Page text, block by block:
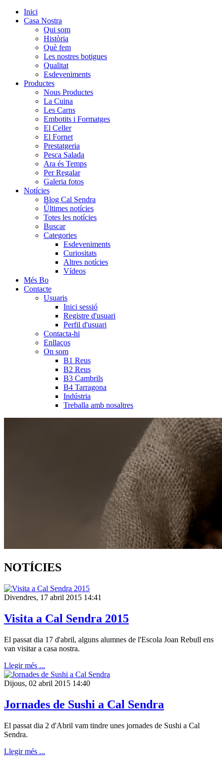
Inici
Casa Nostra
Qui som
Història
Què fem
Les nostres botigues
Qualitat
Esdeveniments
Productes
Nous Productes
La Cuina
Les Carns
Embotits i Formatges
El Celler
El Fornet
Prestatgeria
Pesca Salada
Ara és Temps
Per Regalar
Galeria fotos
Notícies
Blog Cal Sendra
Últimes notícies
Totes les notícies
Buscar
Categories
Esdeveniments
Curiositats
Altres notícies
Vídeos
Més Bo
Contacte
Usuaris
Inici sessió
Registre d'usuari
Perfil d'usuari
Contacta-hi
Enllaços
On som
B1 Reus
B2 Reus
B3 Cambrils
B4 Tarragona
Indústria
Treballa amb nosaltres
NOTÍCIES
Divendres, 17 abril 2015 14:41
Visita a Cal Sendra 2015
El passat dia 17 d'abril, alguns alumnes de l'Escola Joan Rebull ens
van visitar a casa nostra.
Llegir més ...
Dijous, 02 abril 2015 14:40
Jornades de Sushi a Cal Sendra
El passat dia 2 d'Abril vam tindre unes jornades de Sushi a Cal
Sendra.
Llegir més ...